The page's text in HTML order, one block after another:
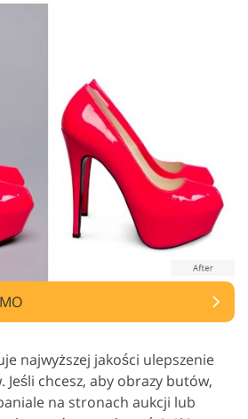
najwyższej jakości ulepszenie
chcesz, aby obrazy butów,
na stronach aukcji lub